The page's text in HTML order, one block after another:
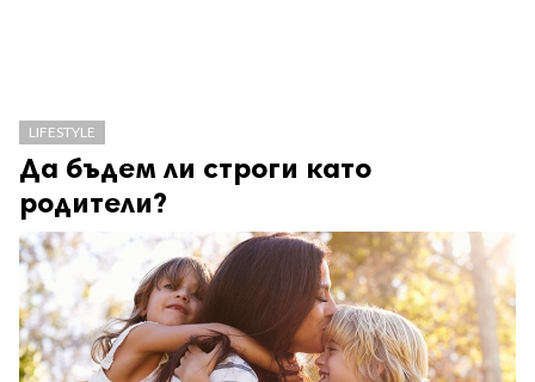
LIFESTYLE
Да бъдем ли строги като
родители?